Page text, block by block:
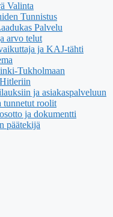
Valinta
Tunnistus
Palvelu
arvo telut
ja KAJ-tähti
Tukholmaan
ja asiakaspalveluun
tunnetut roolit
ja dokumentti
päätekijä